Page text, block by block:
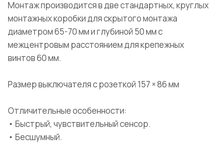
Монтаж производится в две стандартных, круглых
монтажных коробки для скрытого монтажа
диаметром 65-70 мм и глубиной 50 мм с
межцентровым расстоянием для крепежных
винтов 60 мм.
Размер выключателя с розеткой 157 × 86 мм
Отличительные особенности:
• Быстрый, чувствительный сенсор.
• Бесшумный.